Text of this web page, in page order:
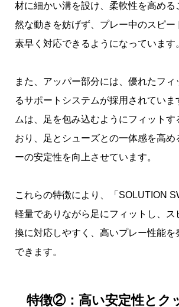
材に細かい溝を設け、柔軟性を高める
然な動きを妨げず、プレー中のスピー
素早く対応できるようになっています
また、アッパー部分には、優れたフィ
るサポートシステムが採用されていま
ムは、足を包み込むようにフィットす
おり、足とシューズとの一体感を高め
ーの安定性を向上させています。
これらの特徴により、「SOLUTION
軽量でありながら足にフィットし、ス
換に対応しやすく、高いプレー性能を
できます。
特徴②：高い安定性とク